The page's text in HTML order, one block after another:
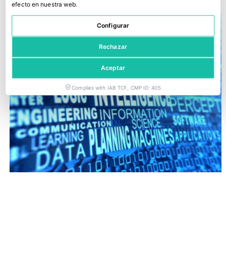
efecto en nuestra web.
Configurar
Rechazar
Aceptar
Complies with IAB TCF, CMP ID: 405